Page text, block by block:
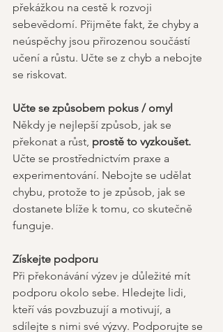
překážkou na cestě k rozvoji
sebevědomí. Přijměte fakt, že chyby a
neúspěchy jsou přirozenou součástí
učení a růstu. Učte se z chyb a nebojte
se riskovat.
Učte se způsobem pokus / omyl
Někdy je nejlepší způsob, jak se
překonat a růst, prostě to vyzkoušet.
Učte se prostřednictvím praxe a
experimentování. Nebojte se udělat
chybu, protože to je způsob, jak se
dostanete blíže k tomu, co skutečně
funguje.
Získejte podporu
Při překonávání výzev je důležité mít
podporu okolo sebe. Hledejte lidi,
kteří vás povzbuzují a motivují, a
sdílejte s nimi své výzvy. Podporujte se